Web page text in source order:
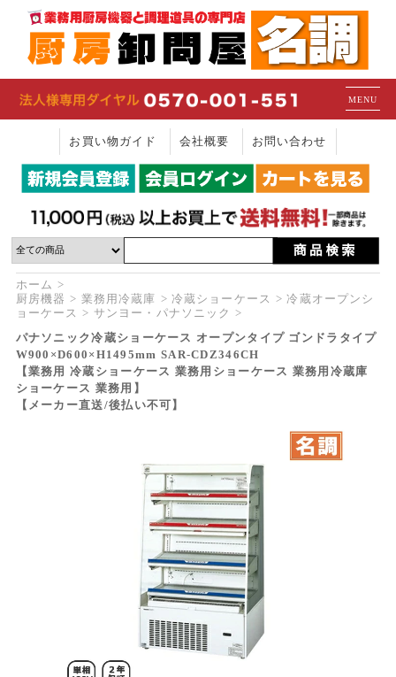
MENU
お買い物ガイド 会社概要 お問い合わせ
ホーム
厨房機器
業務用冷蔵庫 冷蔵ショーケース
冷蔵オープンシ
ョーケース
サンヨー・パナソニック
パナソニック冷蔵ショーケース オープンタイプ ゴンドラタイプ
W900×D600×H1495mm SAR-CDZ346CH
【業務用 冷蔵ショーケース 業務用ショーケース 業務用冷蔵庫
ショーケース 業務用】
【メーカー直送/後払い不可】